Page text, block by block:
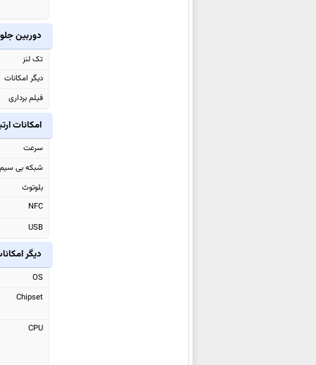
دوربین
تک لنز
دیگر امکانات
فیلم برداری
امکانات
سرعت
شبکه بی سیم
بلوتوث
NFC
USB
دیگر
OS
Chipset
CPU